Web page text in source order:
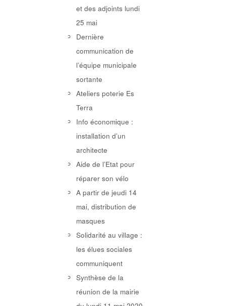
et des adjoints lundi
25 mai
Dernière
communication de
l’équipe municipale
sortante
Ateliers poterie Es
Terra
Info économique :
installation d’un
architecte
Aide de l’Etat pour
réparer son vélo
A partir de jeudi 14
mai, distribution de
masques
Solidarité au village :
les élues sociales
communiquent
Synthèse de la
réunion de la mairie